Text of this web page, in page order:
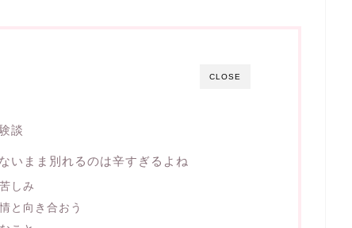
CLOSE
談
いまま別れるのは辛すぎるよね
しみ
と向き合おう